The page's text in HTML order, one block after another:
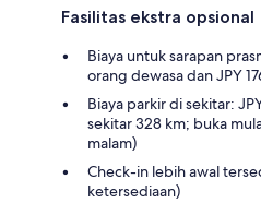
Fasilitas ekstra opsional
Biaya untuk sarapan
orang dewasa dan JPY
Biaya parkir di sekitar:
sekitar 328 km; buka
malam)
Check-in lebih awal
ketersediaan)